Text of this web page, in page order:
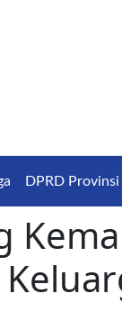
DPRD